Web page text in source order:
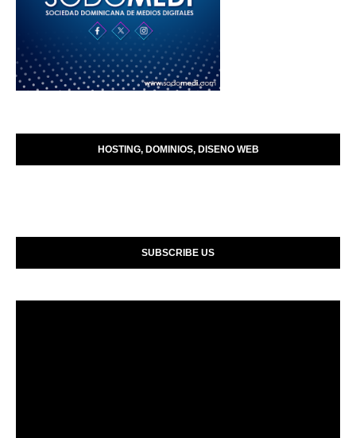
HOSTING, DOMINIOS, DISENO WEB
SUBSCRIBE US